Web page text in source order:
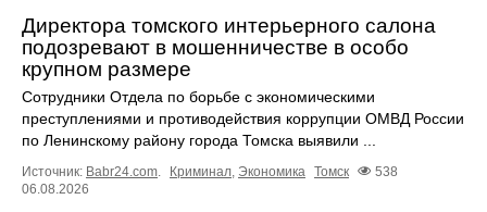
Директора томского интерьерного салона
подозревают в мошенничестве в особо
крупном размере
Сотрудники Отдела по борьбе с экономическими
преступлениями и противодействия коррупции ОМВД России
по Ленинскому району города Томска выявили ...
Источник: Babr24.com. Криминал, Экономика Томск
538
06.08.2026